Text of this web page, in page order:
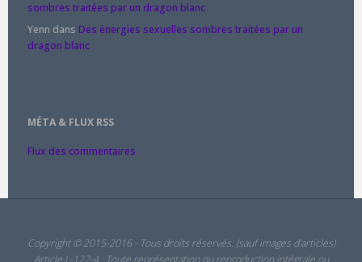
sombres traitées par un dragon blanc
Yenn dans Des énergies sexuelles sombres traitées par un
dragon blanc
MÉTA & FLUX RSS
Flux des commentaires
Copyright © 2015-2016 - Tous droits réservés. (sauf images d'articles)